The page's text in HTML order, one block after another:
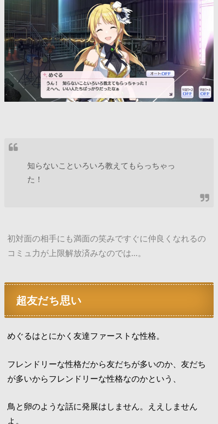
知らないこといろいろ教えてもらっちゃっ
た！
初対面の相手にも満面の笑みですぐに仲良くなれるの
コミュ力が上限解放済みなのでは…。
超友だち思い
めぐるはとにかく友達ファーストな性格。
フレンドリーな性格だから友だちが多いのか、友だち
が多いからフレンドリーな性格なのかという、
鳥と卵のような話に発展はしません。ええしません
よ。